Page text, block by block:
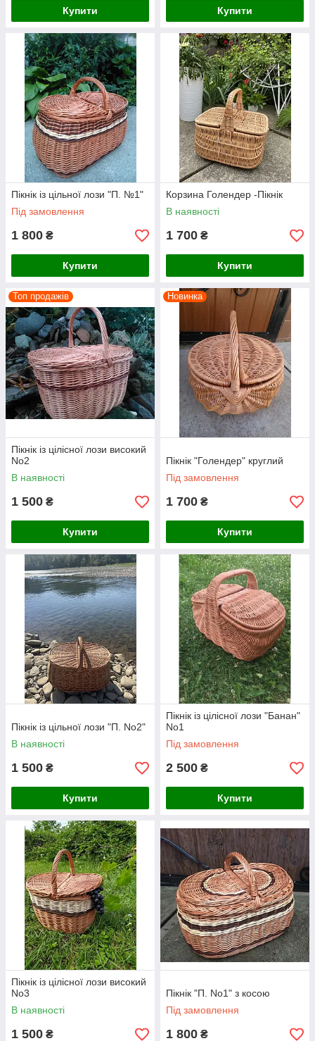
Купити Купити
Пікнік із цільної лози "П. №1"
Під замовлення
1 800 ₴
Купити
Корзина Голендер -Пікнік
В наявності
1 700 ₴
Купити
Топ продажів
Пікнік із цілісної лози високий
No2
В наявності
1 500 ₴
Купити
Новинка
Пікнік "Голендер" круглий
Під замовлення
1 700 ₴
Купити
Пікнік із цільної лози "П. No2"
В наявності
1 500 ₴
Купити
Пікнік із цілісної лози "Банан"
No1
Під замовлення
2 500 ₴
Купити
Пікнік із цілісної лози високий
No3
В наявності
1 500 ₴
Пікнік "П. No1" з косою
Під замовлення
1 800 ₴